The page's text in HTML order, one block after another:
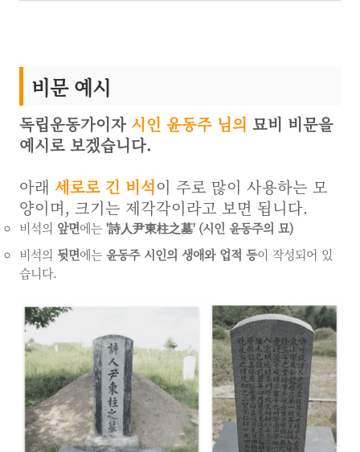
비문 예시
독립운동가이자 시인 윤동주 님의 묘비 비문을
예시로 보겠습니다.
아래 세로로 긴 비석이 주로 많이 사용하는 모
양이며, 크기는 제각각이라고 보면 됩니다.
비석의 앞면에는 '詩人尹東柱之墓' (시인 윤동주의 묘)
비석의 뒷면에는 윤동주 시인의 생애와 업적 등이 작성되어 있
습니다.